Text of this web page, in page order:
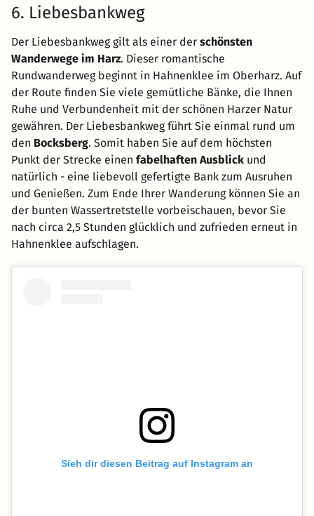
6. Liebesbankweg
Der Liebesbankweg gilt als einer der schönsten
Wanderwege im Harz. Dieser romantische
Rundwanderweg beginnt in Hahnenklee im Oberharz. Auf
der Route finden Sie viele gemütliche Bänke, die Ihnen
Ruhe und Verbundenheit mit der schönen Harzer Natur
gewähren. Der Liebesbankweg führt Sie einmal rund um
den Bocksberg. Somit haben Sie auf dem höchsten
Punkt der Strecke einen fabelhaften Ausblick und
natürlich - eine liebevoll gefertigte Bank zum Ausruhen
und Genießen. Zum Ende Ihrer Wanderung können Sie an
der bunten Wassertretstelle vorbeischauen, bevor Sie
nach circa 2,5 Stunden glücklich und zufrieden erneut in
Hahnenklee aufschlagen.
Sieh dir diesen Beitrag auf Instagram an